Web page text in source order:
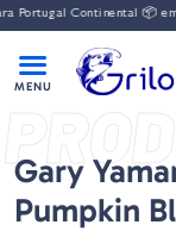
Continental 📦 em
Gary
Pumpkin